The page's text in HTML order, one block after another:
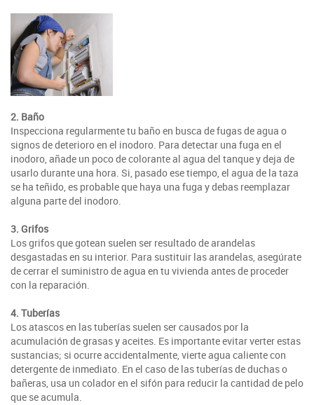
2. Baño
Inspecciona regularmente tu baño en busca de fugas de agua o
signos de deterioro en el inodoro. Para detectar una fuga en el
inodoro, añade un poco de colorante al agua del tanque y deja de
usarlo durante una hora. Si, pasado ese tiempo, el agua de la taza
se ha teñido, es probable que haya una fuga y debas reemplazar
alguna parte del inodoro.
3. Grifos
Los grifos que gotean suelen ser resultado de arandelas
desgastadas en su interior. Para sustituir las arandelas, asegúrate
de cerrar el suministro de agua en tu vivienda antes de proceder
con la reparación.
4. Tuberías
Los atascos en las tuberías suelen ser causados por la
acumulación de grasas y aceites. Es importante evitar verter estas
sustancias; si ocurre accidentalmente, vierte agua caliente con
detergente de inmediato. En el caso de las tuberías de duchas o
bañeras, usa un colador en el sifón para reducir la cantidad de pelo
que se acumula.